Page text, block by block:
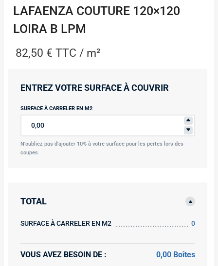
LAFAENZA COUTURE 120×120
LOIRA B LPM
82,50 € TTC / m²
ENTREZ VOTRE SURFACE À COUVRIR
SURFACE À CARRELER EN M2
N'oubliez pas d'ajouter 10% à votre surface pour les pertes lors des
coupes
TOTAL
SURFACE À CARRELER EN M2 0
VOUS AVEZ BESOIN DE :
0,00 Boîtes